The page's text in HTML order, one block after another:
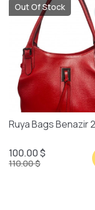
Out Of Stock
Ruya Bags Benazir
100.00 $
110.00 $